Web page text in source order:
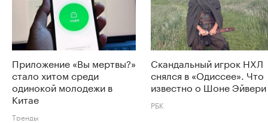
Приложение «Вы мертвы?»
стало хитом среди
одинокой молодежи в
Китае
Тренды
Скандальный игрок НХЛ
снялся в «Одиссее». Что
известно о Шоне Эйвери
РБК